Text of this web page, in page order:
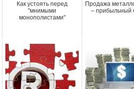
Как устоять перед
"мнимыми
монополистами"
Продажа
– прибыльный